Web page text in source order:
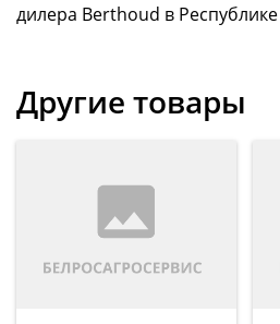
дилера Berthoud в Республике
Другие товары